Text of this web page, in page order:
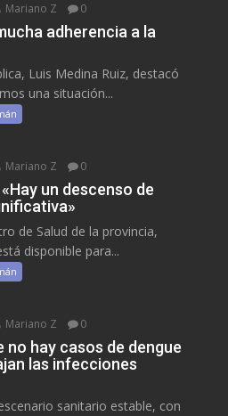
Mariano Z 0
adherencia a la
Luis Medina Ruiz, destacó
una situación...
Mariano Z 0
un descenso de
de Salud de la provincia,
disponible para...
Mariano Z 0
no hay casos de dengue
las infecciones
sanitario estable, con